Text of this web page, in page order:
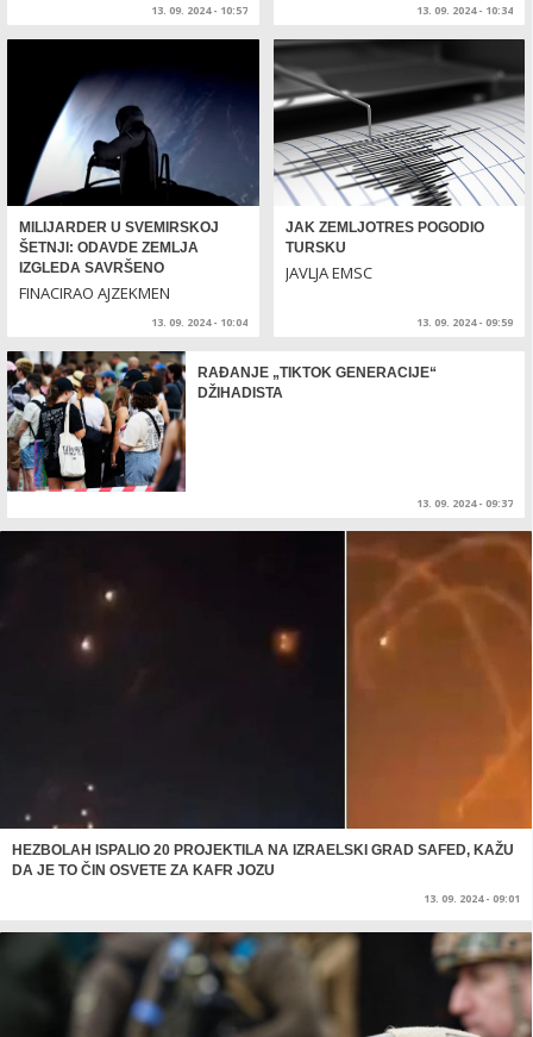
13. 09. 2024 - 10:57 13. 09. 2024 - 10:34
MILIJARDER U SVEMIRSKOJ
ŠETNJI: ODAVDE ZEMLJA
IZGLEDA SAVRŠENO
FINACIRAO AJZEKMEN
13. 09. 2024 - 10:04
JAK ZEMLJOTRES POGODIO
TURSKU
JAVLJA EMSC
13. 09. 2024 - 09:59
RAĐANJE „TIKTOK GENERACIJE“
DŽIHADISTA
13. 09. 2024 - 09:37
HEZBOLAH ISPALIO 20 PROJEKTILA NA IZRAELSKI GRAD SAFED, KAŽU
DA JE TO ČIN OSVETE ZA KAFR JOZU
13. 09. 2024 - 09:01